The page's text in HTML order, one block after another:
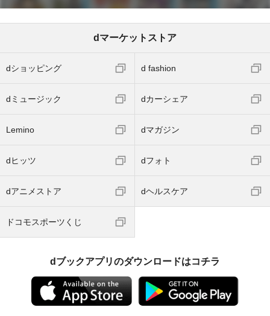
dマーケットストア
dショッピング d fashion
dミュージック dカーシェア
Lemino dマガジン
dヒッツ dフォト
dアニメストア dヘルスケア
ドコモスポーツくじ
dブックアプリのダウンロードはコチラ